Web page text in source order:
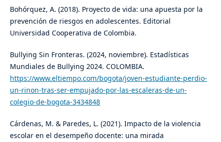
Bohórquez, A. (2018). Proyecto de vida: una apuesta por la
prevención de riesgos en adolescentes. Editorial
Universidad Cooperativa de Colombia.
Bullying Sin Fronteras. (2024, noviembre). Estadísticas
Mundiales de Bullying 2024. COLOMBIA.
https://www.eltiempo.com/bogota/joven-estudiante-perdio-
un-rinon-tras-ser-empujado-por-las-escaleras-de-un-
colegio-de-bogota-3434848
Cárdenas, M. & Paredes, L. (2021). Impacto de la violencia
escolar en el desempeño docente: una mirada